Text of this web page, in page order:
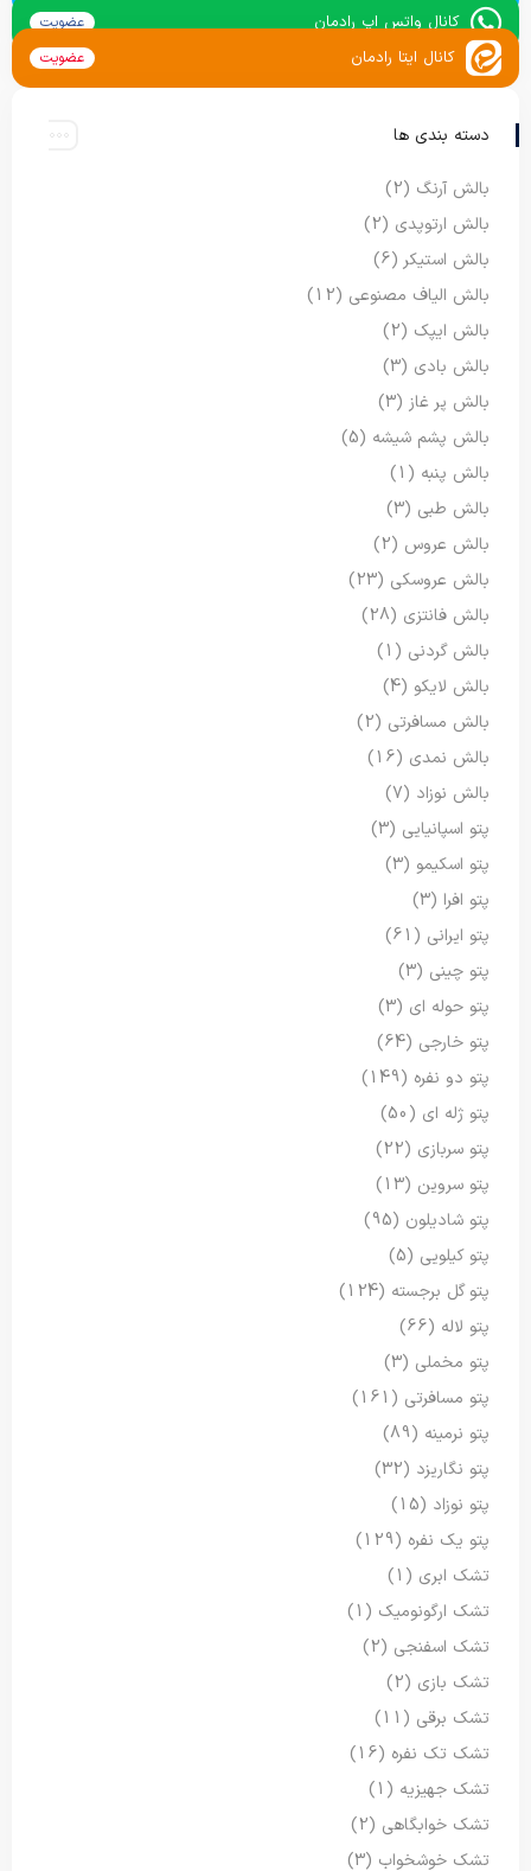
کانال واتس اپ رادمان عضویت
کانال ایتا رادمان عضویت
دسته بندی ها
بالش آرنگ (2)
بالش ارتوپدی (2)
بالش استیکر (6)
بالش الیاف مصنوعی (12)
بالش ایپک (2)
بالش بادی (3)
بالش پر غاز (3)
بالش پشم شیشه (5)
بالش پنبه (1)
بالش طبی (3)
بالش عروس (2)
بالش عروسکی (23)
بالش فانتزی (28)
بالش گردنی (1)
بالش لایکو (4)
بالش مسافرتی (2)
بالش نمدی (16)
بالش نوزاد (7)
پتو اسپانیایی (3)
پتو اسکیمو (3)
پتو افرا (3)
پتو ایرانی (61)
پتو چینی (3)
پتو حوله ای (3)
پتو خارجی (64)
پتو دو نفره (149)
پتو ژله ای (50)
پتو سربازی (22)
پتو سروین (13)
پتو شادیلون (95)
پتو کیلویی (5)
پتو گل برجسته (124)
پتو لاله (66)
پتو مخملی (3)
پتو مسافرتی (161)
پتو نرمینه (89)
پتو نگاریزد (32)
پتو نوزاد (15)
پتو یک نفره (129)
تشک ابری (1)
تشک ارگونومیک (1)
تشک اسفنجی (2)
تشک بازی (2)
تشک برقی (11)
تشک تک نفره (16)
تشک جهیزیه (1)
تشک خوابگاهی (2)
تشک خوشخواب (3)